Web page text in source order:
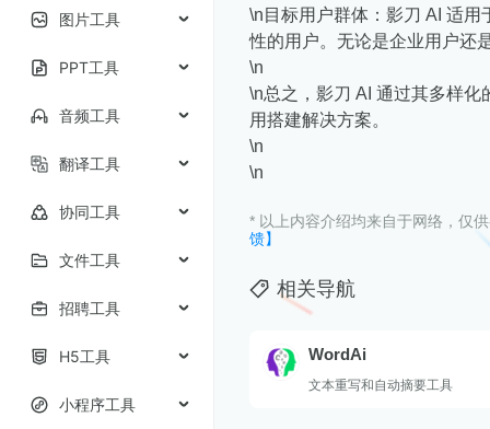
图片工具
PPT工具
音频工具
翻译工具
协同工具
文件工具
招聘工具
H5工具
小程序工具
\n目标用户群体：影刀 AI 适
性的用户。无论是企业用户还
\n
\n总之，影刀 AI 通过其多样
用搭建解决方案。
\n
\n
* 以上内容介绍均来自于网络，仅
馈】
相关导航
WordAi
文本重写和自动摘要工具